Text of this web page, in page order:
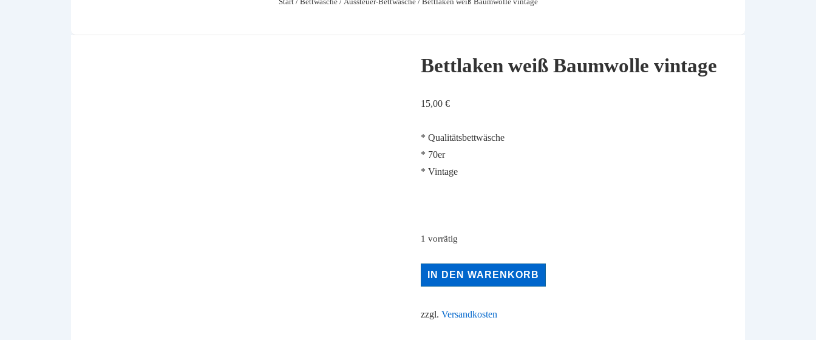
Bettlaken weiß Baumwolle vintage
15,00 €
* Qualitätsbettwäsche
* 70er
* Vintage
1 vorrätig
Bettlaken
weiß
vintage
IN DEN WARENKORB
zzgl. Versandkosten